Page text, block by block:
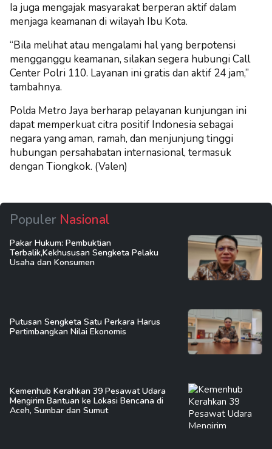
Ia juga mengajak masyarakat berperan aktif dalam
menjaga keamanan di wilayah Ibu Kota.
“Bila melihat atau mengalami hal yang berpotensi
mengganggu keamanan, silakan segera hubungi Call
Center Polri 110. Layanan ini gratis dan aktif 24 jam,”
tambahnya.
Polda Metro Jaya berharap pelayanan kunjungan ini
dapat memperkuat citra positif Indonesia sebagai
negara yang aman, ramah, dan menjunjung tinggi
hubungan persahabatan internasional, termasuk
dengan Tiongkok. (Valen)
Populer Nasional
Pakar Hukum: Pembuktian
Terbalik,Kekhususan Sengketa Pelaku
Usaha dan Konsumen
Putusan Sengketa Satu Perkara Harus
Pertimbangkan Nilai Ekonomis
Kemenhub Kerahkan 39 Pesawat Udara
Mengirim Bantuan ke Lokasi Bencana di
Aceh, Sumbar dan Sumut